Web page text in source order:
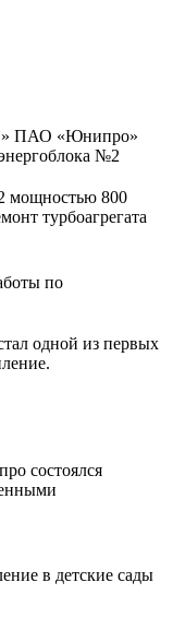
ПАО «Юнипро»
№2
мощностью 800
турбоагрегата
по
одной из первых
состоялся
в детские сады